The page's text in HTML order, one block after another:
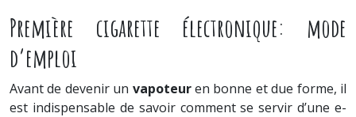
Première cigarette électronique: mode
d’emploi
Avant de devenir un vapoteuren bonne et due forme, il
est indispensable de savoir comment se servir d’une e-